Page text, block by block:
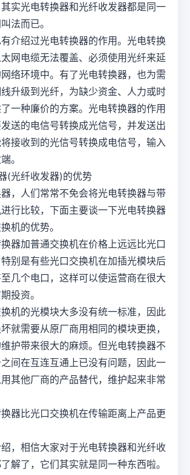
实光电转换器和光纤收发器都是同一
法而已。
介绍过光电转换器的作用。光电转换
网电缆无法覆盖、必须使用光纤来延
络环境中。有了光电转换器，也为需
升级到光纤，为缺少资金、人力或时
一种廉价的方案。光电转换器的作用
送的电信号转换成光信号，并发送出
接收到的光信号转换成电信号，输入
。
(光纤收发器)的优势
，人们常常不免会将光电转换器与带
行比较，下面主要谈一下光电转换器
机的优势。
器加普通交换机在价格上远远比光口
别是有些光口交换机在加插光模块后
几个电口，这样可以使运营商在很大
投资。
机的光模块大多没有统一标准，因此
就需要从原厂商用相同的模块更换，
护带来很大的麻烦。但光电转换器不
间在互连互通上已没有问题，因此一
其他厂商的产品替代，维护起来非常
器比光口交换机在传输距离上产品更
，相信大家对于光电转换器和光纤收
解了，它们其实就是同一种东西啦。